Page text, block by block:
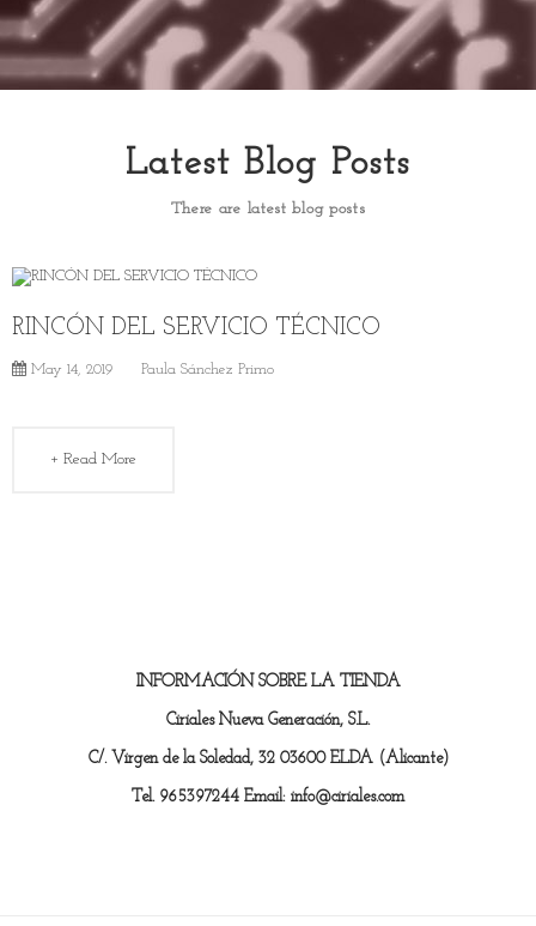
Latest Blog Posts
There are latest blog posts
RINCÓN DEL SERVICIO TÉCNICO
May 14, 2019 Paula Sánchez Primo
+ Read More
INFORMACIÓN SOBRE LA TIENDA
Ciriales Nueva Generación, S.L.
C/. Virgen de la Soledad, 32 03600 ELDA (Alicante)
Tel. 965397244 Email: info@ciriales.com